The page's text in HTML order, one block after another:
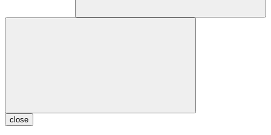
close